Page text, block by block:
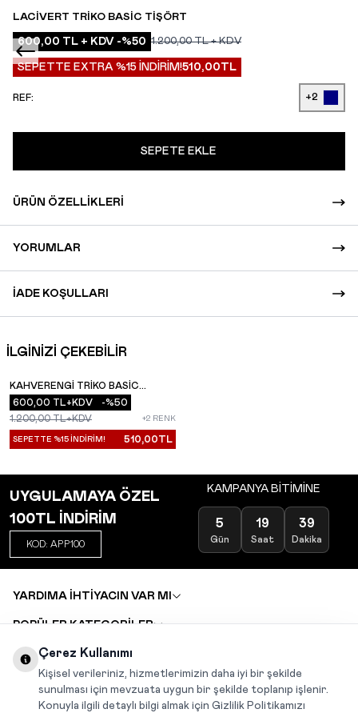
LACIVERT TRIKO BASIC TIŞÖRT
600,00 TL + KDV -%50 1.200,00TL + KDV
SEPETTE EXTRA %15 İNDİRİM!510,00TL
REF: +2
SEPETE EKLE
ÜRÜN ÖZELLIKLERI
YORUMLAR
İADE KOŞULLARI
İLGİNİZİ ÇEKEBİLİR
YENI
KAHVERENGI TRIKO BASIC
TIŞÖRT
600,00 TL+KDV -%50
1.200,00TL+KDV +2 RENK
SEPETTE %15 İNDİRİM! 510,00TL
UYGULAMAYA ÖZEL
100TL İNDİRİM
KOD: APP100
KAMPANYA BİTİMİNE
5
Gün
19
Saat
39
Dakika
YARDIMA İHTİYACIN VAR MI
POPÜLER KATEGORİLER
DEĞİŞİM VE İADE TALEBİ
KARIYER
Çerez Kullanımı
Kişisel verileriniz, hizmetlerimizin daha iyi bir şekilde
sunulması için mevzuata uygun bir şekilde toplanıp işlenir.
Konuyla ilgili detaylı bilgi almak için Gizlilik Politikamızı